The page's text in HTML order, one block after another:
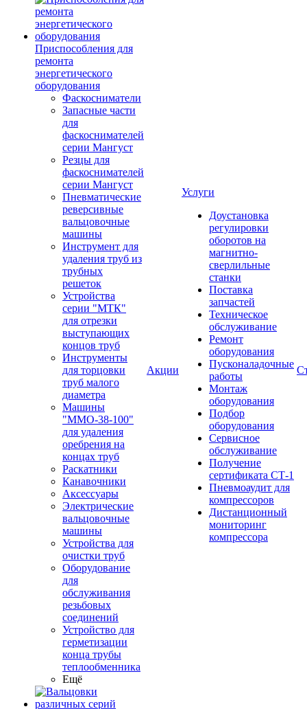
Приспособления для
ремонта
энергетического
оборудования
Фаскосниматели
Запасные части
для
фаскоснимателей
серии Мангуст
Резцы для
фаскоснимателей
серии Мангуст
Пневматические
реверсивные
вальцовочные
машины
Инструмент для
удаления труб из
трубных
решеток
Устройства
серии "МТК"
для отрезки
выступающих
концов труб
Инструменты
для торцовки
труб малого
диаметра
Машины
"ММО-38-100"
для удаления
оребрения на
концах труб
Раскатники
Канавочники
Аксессуары
Электрические
вальцовочные
машины
Устройства для
очистки труб
Оборудование
для
обслуживания
резьбовых
соединений
Устройство для
герметизации
конца трубы
теплообменника
Ещё
Акции
Услуги
Доустановка
регулировки
оборотов на
магнитно-
сверлильные
станки
Поставка
запчастей
Техническое
обслуживание
Ремонт
оборудования
Пусконаладочные
работы
Монтаж
оборудования
Подбор
оборудования
Сервисное
обслуживание
Получение
сертификата СТ-1
Пневмоаудит для
компрессоров
Дистанционный
мониторинг
компрессора